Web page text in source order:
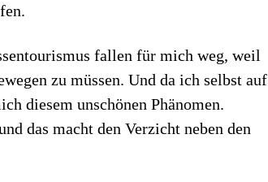
fallen für mich weg, weil
zu müssen. Und da ich selbst auf
diesem unschönen Phänomen.
das macht den Verzicht neben den